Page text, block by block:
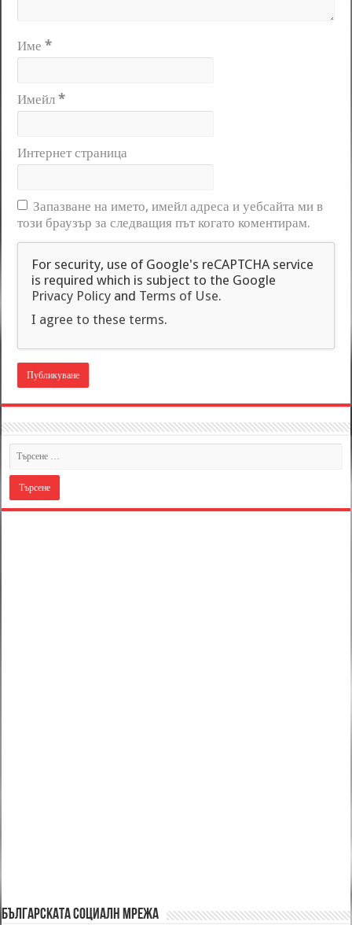
Име*
Имейл*
Интернет страница
Запазване на името, имейл адреса и уебсайта ми в
този браузър за следващия път когато коментирам.
For security, use of Google's reCAPTCHA service
is required which is subject to the Google
Privacy Policy and Terms of Use.
I agree to these terms.
БЪЛГАРСКАТА СОЦИАЛН МРЕЖА